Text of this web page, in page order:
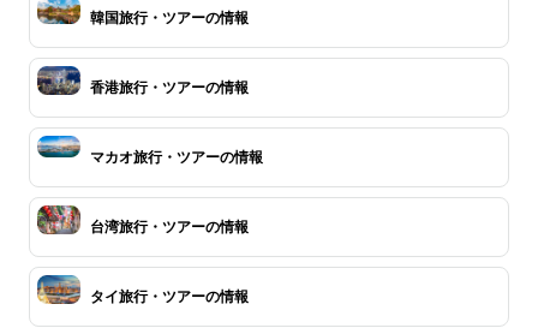
韓国旅行・ツアーの情報
香港旅行・ツアーの情報
マカオ旅行・ツアーの情報
台湾旅行・ツアーの情報
タイ旅行・ツアーの情報